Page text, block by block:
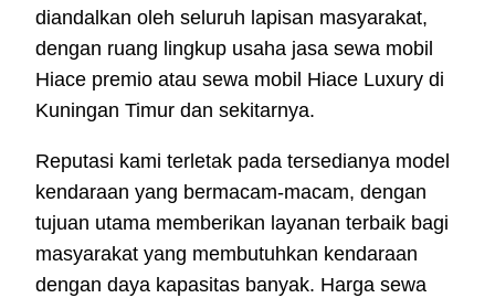
diandalkan oleh seluruh lapisan masyarakat,
dengan ruang lingkup usaha jasa sewa mobil
Hiace premio atau sewa mobil Hiace Luxury di
Kuningan Timur dan sekitarnya.
Reputasi kami terletak pada tersedianya model
kendaraan yang bermacam-macam, dengan
tujuan utama memberikan layanan terbaik bagi
masyarakat yang membutuhkan kendaraan
dengan daya kapasitas banyak. Harga sewa